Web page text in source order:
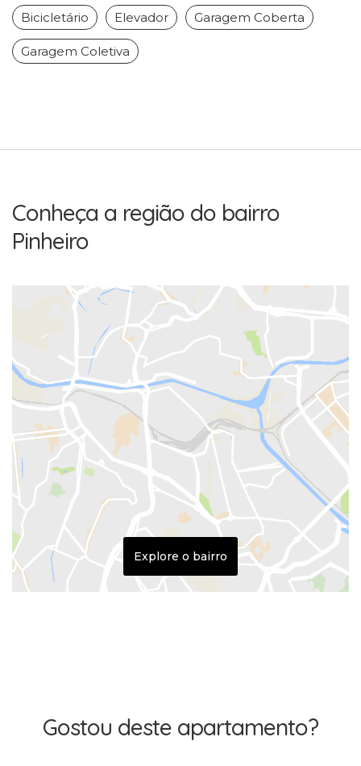
Bicicletário Elevador Garagem Coberta
Garagem Coletiva
Conheça a região do bairro
Pinheiro
Explore o bairro
Gostou deste apartamento?